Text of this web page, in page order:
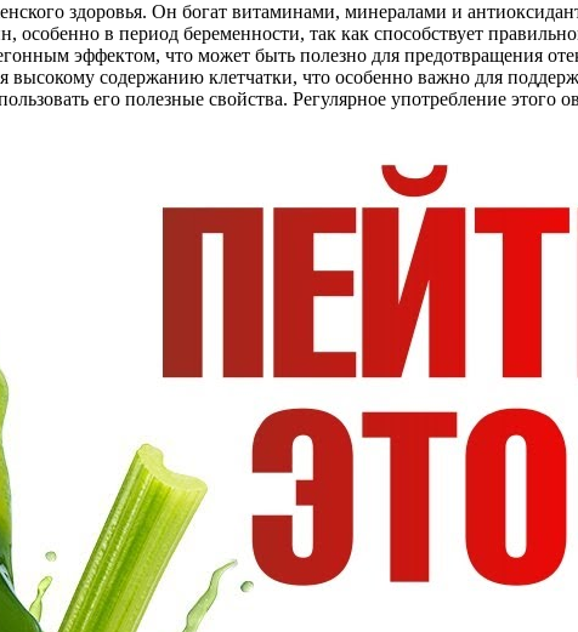
здоровья. Он богат витаминами, минералами и
в период беременности, так как способствует
эффектом, что может быть полезно для предотвращения
высокому содержанию клетчатки, что особенно важно для
его полезные свойства. Регулярное употребление